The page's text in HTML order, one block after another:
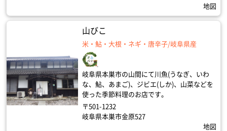
地図
山びこ
米・鮎・大根・ネギ・唐辛子/岐阜県産
岐阜県本巣市の山間にて川魚(うなぎ、いわ
な、鮎、あまご)、ジビエ(しか)、山菜などを
使った季節料理のお店です。
〒501-1232
岐阜県本巣市金原527
地図